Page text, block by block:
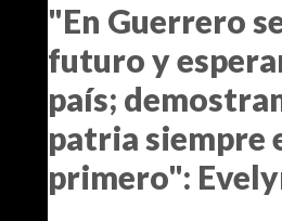
"En Guerrero
futuro y
país;
patria siempre
primero":